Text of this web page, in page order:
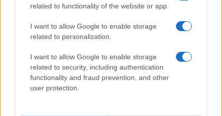
related to functionality of the website or app.
I want to allow Google to enable storage
related to personalization.
I want to allow Google to enable storage
related to security, including authentication
functionality and fraud prevention, and other
user protection.
Δείτε το OmniCommerce Conference